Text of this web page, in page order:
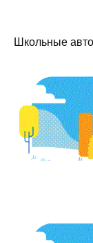
Школьные